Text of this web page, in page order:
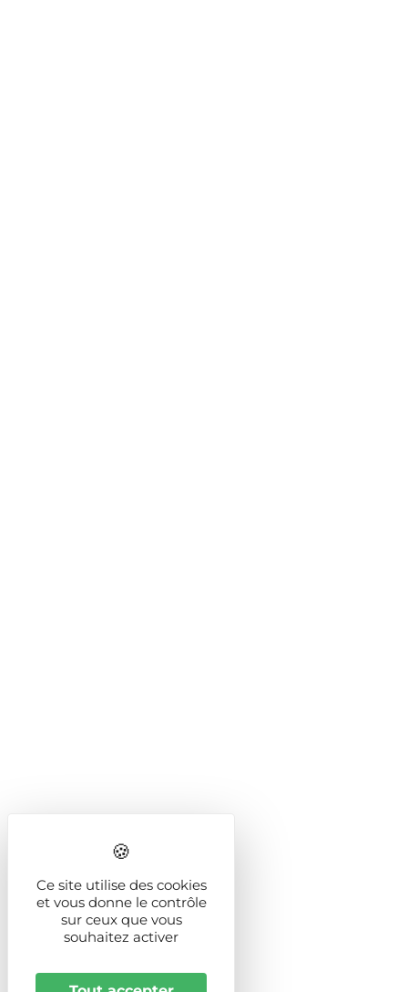
Ce site utilise des cookies
et vous donne le contrôle
sur ceux que vous
souhaitez activer